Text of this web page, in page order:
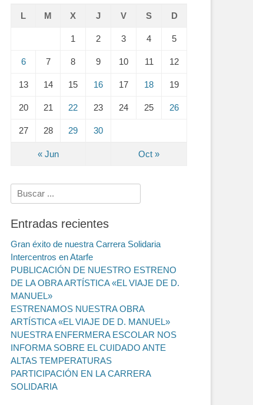
L M X J V S D
« Jun Oct »
1 2 3 4 5
6 7 8 9 10 11 12
13 14 15 16 17 18 19
20 21 22 23 24 25 26
27 28 29 30
Search
for:
Entradas recientes
Gran éxito de nuestra Carrera Solidaria
Intercentros en Atarfe
PUBLICACIÓN DE NUESTRO ESTRENO
DE LA OBRA ARTÍSTICA «EL VIAJE DE D.
MANUEL»
ESTRENAMOS NUESTRA OBRA
ARTÍSTICA «EL VIAJE DE D. MANUEL»
NUESTRA ENFERMERA ESCOLAR NOS
INFORMA SOBRE EL CUIDADO ANTE
ALTAS TEMPERATURAS
PARTICIPACIÓN EN LA CARRERA
SOLIDARIA